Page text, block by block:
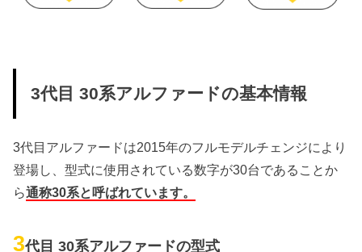
3代目 30系アルファードの基本情報
3代目アルファードは2015年のフルモデルチェンジにより
登場し、型式に使用されている数字が30台であることか
ら通称30系と呼ばれています。
3代目 30系アルファードの型式